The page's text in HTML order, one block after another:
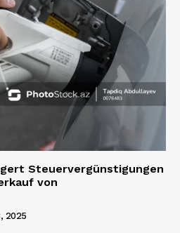
Steuervergünstigungen
von
2025